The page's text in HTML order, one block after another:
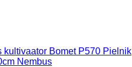
kultivaator Bomet P570 Pielnik
Nembus